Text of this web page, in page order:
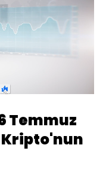
Hızı
Temmuz
Kripto'nun